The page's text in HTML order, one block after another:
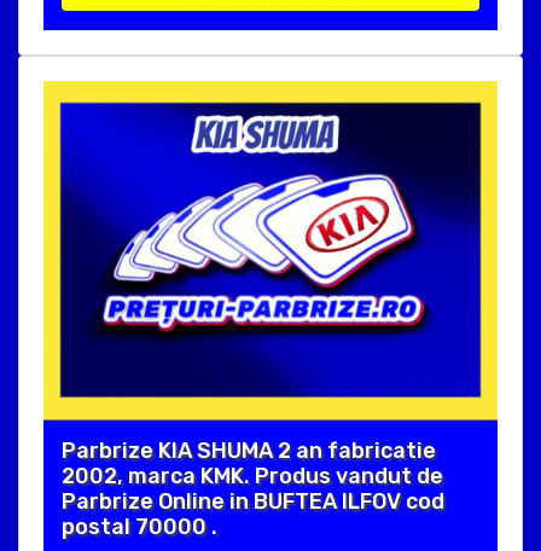
Parbrize KIA SHUMA 2 an fabricatie
2002, marca KMK. Produs vandut de
Parbrize Online in BUFTEA ILFOV cod
postal 70000 .